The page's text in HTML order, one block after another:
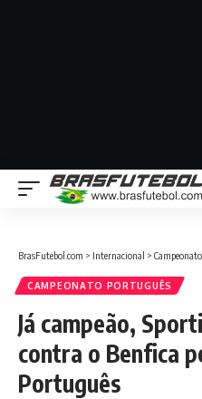
BrasFutebol.com > Internacional >
CAMPEONATO PORTUGUÊS
Já campeão,
contra o Benfica
Português